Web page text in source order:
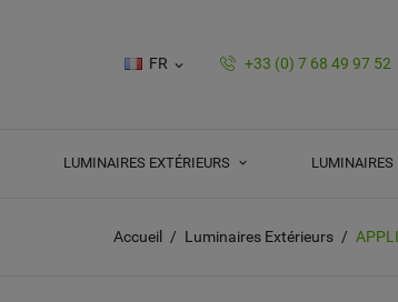
FR  +33 (0) 7 68 49 97 52
LUMINAIRES EXTÉRIEURS LUMINAIRES
Accueil Luminaires Extérieurs